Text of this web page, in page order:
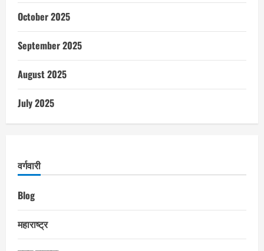
October 2025
September 2025
August 2025
July 2025
वर्गवारी
Blog
महाराष्ट्र